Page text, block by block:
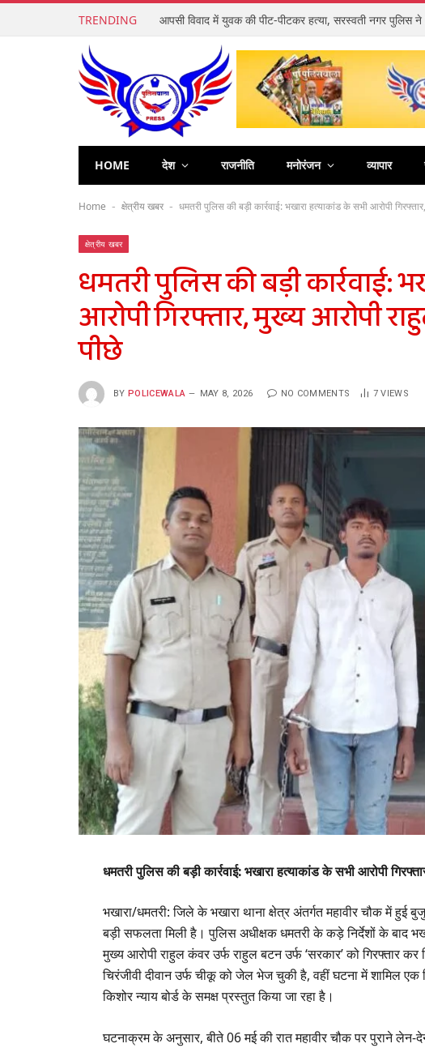
TRENDING
HOME देश राजनीति मनोरंजन व्यापार
Home - क्षेत्रीय खबर - धमतरी पुलिस की बड़ी कार्रवाई: भखारा हत्याकांड के सभी आरोपी
क्षेत्रीय खबर
धमतरी पुलिस की बड़ी कार्रवाई:
आरोपी गिरफ्तार, मुख्य आरोपी
पीछे
BY POLICEWALA MAY 8, 2026 NO COMMENTS 7VIEWS
धमतरी पुलिस की बड़ी कार्रवाई: भखारा हत्याकांड के सभी आरोपी
​भखारा/धमतरी: जिले के भखारा थाना क्षेत्र अंतर्गत महावीर चौक में हुई
बड़ी सफलता मिली है। पुलिस अधीक्षक धमतरी के कड़े निर्देशों के बाद
मुख्य आरोपी राहुल कंवर उर्फ राहुल बटन उर्फ ‘सरकार’ को गिरफ्तार
चिरंजीवी दीवान उर्फ चीकू को जेल भेज चुकी है, वहीं घटना में शामिल
किशोर न्याय बोर्ड के समक्ष प्रस्तुत किया जा रहा है।
​घटनाक्रम के अनुसार, बीते 06 मई की रात महावीर चौक पर पुराने लेन-